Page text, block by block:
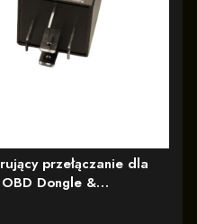
przełączanie dla